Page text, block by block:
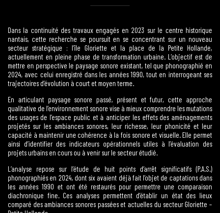
Dans la continuité des travaux engagés en 2023 sur le centre historique
nantais, cette recherche se poursuit en se concentrant sur un nouveau
secteur stratégique : l’île Gloriette et la place de la Petite Hollande,
actuellement en pleine phase de transformation urbaine. L’objectif est de
mettre en perspective le paysage sonore existant, tel que phonographié en
2024, avec celui enregistré dans les années 1990, tout en interrogeant ses
trajectoires d’évolution à court et moyen terme.
En articulant paysage sonore passé, présent et futur, cette approche
qualitative de l’environnement sonore vise à mieux comprendre les mutations
des usages de l’espace public et à anticiper les effets des aménagements
projetés sur les ambiances sonores, leur richesse, leur phonicité et leur
capacité à maintenir une cohérence à la fois sonore et visuelle. Elle permet
ainsi d’identifier des indicateurs opérationnels utiles à l’évaluation des
projets urbains en cours ou à venir sur le secteur étudié.
L’analyse repose sur l’étude de huit points d’arrêt significatifs (P.A.S.)
phonographiés en 2024, dont six avaient déjà fait l’objet de captations dans
les années 1990 et ont été restaurés pour permettre une comparaison
diachronique fine. Ces analyses permettent d’établir un état des lieux
comparé des ambiances sonores passées et actuelles du secteur Gloriette –